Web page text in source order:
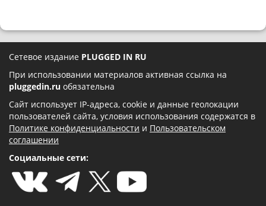
Сетевое издание PLUGGED IN RU
При использовании материалов активная ссылка на
pluggedin.ru обязательна
Сайт использует IP-адреса, cookie и данные геолокации
пользователей сайта, условия использования содержатся в
Политике конфиденциальности и Пользовательском
соглашении
Социальные сети: